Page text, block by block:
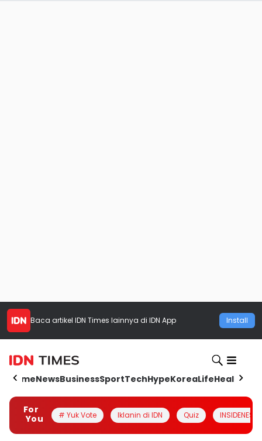
Baca artikel IDN Times lainnya di IDN App Install
HomeNewsBusinessSportTechHypeKoreaLifeHealth
For
You
# Yuk Vote Iklanin di IDN Quiz INSIDENESIA